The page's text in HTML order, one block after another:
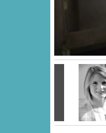
Vorige